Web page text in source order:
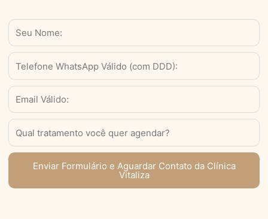
Nome
WhatsApp
Válido
(com
DDD)
Email
Serviço
Enviar Formulário e Aguardar Contato da Clínica
Vitaliza